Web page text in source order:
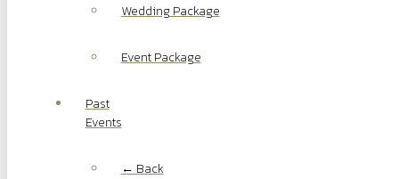
Wedding Package
Event Package
Past
Events
← Back